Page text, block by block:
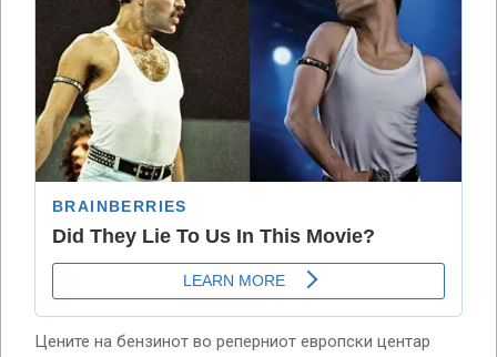
Цените на бензинот во реперниот европски центар